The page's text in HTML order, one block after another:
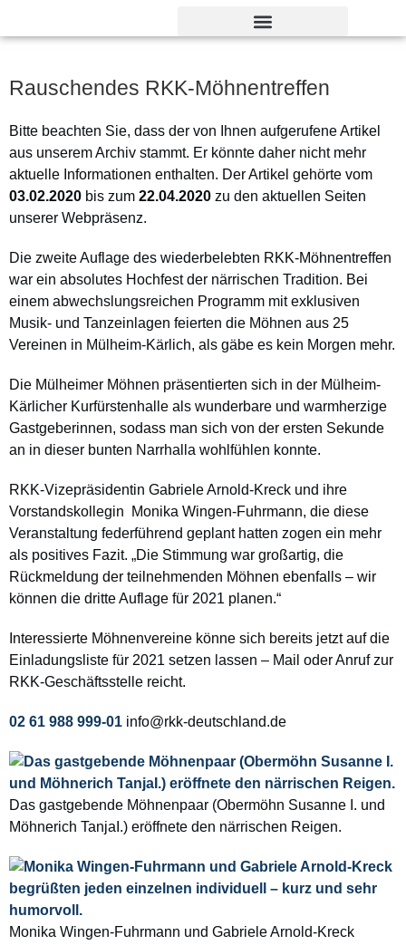
Rauschendes RKK-Möhnentreffen
Bitte beachten Sie, dass der von Ihnen aufgerufene Artikel
aus unserem Archiv stammt. Er könnte daher nicht mehr
aktuelle Informationen enthalten. Der Artikel gehörte vom
03.02.2020 bis zum 22.04.2020 zu den aktuellen Seiten
unserer Webpräsenz.
Die zweite Auflage des wiederbelebten RKK-Möhnentreffen
war ein absolutes Hochfest der närrischen Tradition. Bei
einem abwechslungsreichen Programm mit exklusiven
Musik- und Tanzeinlagen feierten die Möhnen aus 25
Vereinen in Mülheim-Kärlich, als gäbe es kein Morgen mehr.
Die Mülheimer Möhnen präsentierten sich in der Mülheim-
Kärlicher Kurfürstenhalle als wunderbare und warmherzige
Gastgeberinnen, sodass man sich von der ersten Sekunde
an in dieser bunten Narrhalla wohlfühlen konnte.
RKK-Vizepräsidentin Gabriele Arnold-Kreck und ihre
Vorstandskollegin Monika Wingen-Fuhrmann, die diese
Veranstaltung federführend geplant hatten zogen ein mehr
als positives Fazit. „Die Stimmung war großartig, die
Rückmeldung der teilnehmenden Möhnen ebenfalls – wir
können die dritte Auflage für 2021 planen.“
Interessierte Möhnenvereine könne sich bereits jetzt auf die
Einladungsliste für 2021 setzen lassen – Mail oder Anruf zur
RKK-Geschäftsstelle reicht.
02 61 988 999-01 info@rkk-deutschland.de
Das gastgebende Möhnenpaar (Obermöhn Susanne I. und
Möhnerich TanjaI.) eröffnete den närrischen Reigen.
Monika Wingen-Fuhrmann und Gabriele Arnold-Kreck